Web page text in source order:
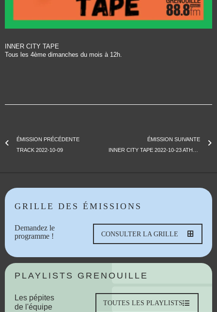
INNER CITY TAPE
Tous les 4ème dimanches du mois à 12h.
ÉMISSION PRÉCÉDENTE
TRACK 2022-10-09
ÉMISSION SUIVANTE
GRILLE DES ÉMISSIONS
Demandez le
programme !
CONSULTER LA GRILLE
PLAYLISTS GRENOUILLE
Les pépites
de l'équipe
TOUTES LES PLAYLISTS